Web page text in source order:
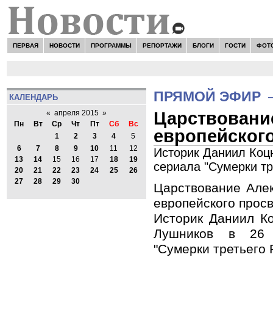
ПЕРВАЯ НОВОСТИ ПРОГРАММЫ РЕПОРТАЖИ БЛОГИ ГОСТИ
КАЛЕНДАРЬ
« апреля 2015 »
Пн
Вт Ср Чт Пт Сб
Вс
1
2 3 4
5
6
7 8 9 10 11
12
13
14 15 16 17 18
19
20
21 22 23 24 25
26
27
28 29 30
ПРЯМОЙ ЭФИР
Историк Даниил
сериала "Сумерки
Царствование
европейского
Историк Даниил
Лушников в 26
"Сумерки третьего